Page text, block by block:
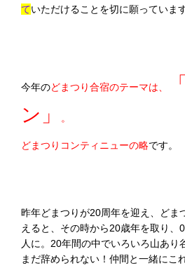
ていただけることを切に願っています
今年のどまつり合宿のテーマは、
ン」
。
どまつりコンティニューの略です。
昨年どまつりが20周年を迎え、どま
えると、その時から20歳年を取り、
人に。20年間の中でいろいろ山あり
まだ辞められない！仲間と一緒にこ